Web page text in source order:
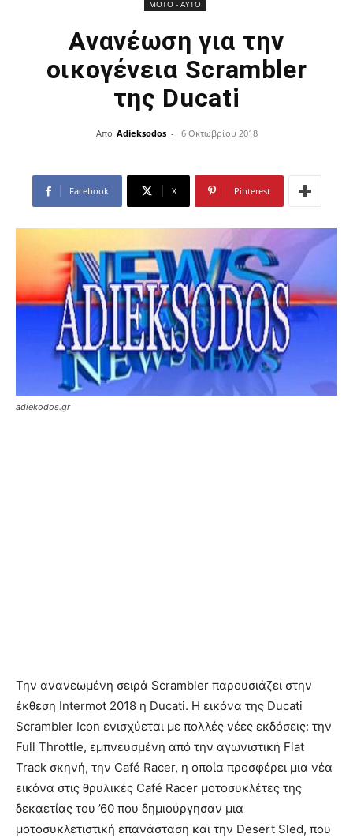
ΜOTO - AYTO
Ανανέωση για την
οικογένεια Scrambler
της Ducati
Από Adieksodos - 6 Οκτωβρίου 2018
Facebook X Pinterest
adiekodos.gr
Την ανανεωμένη σειρά Scrambler παρουσιάζει στην
έκθεση Intermot 2018 η Ducati. Η εικόνα της Ducati
Scrambler Icon ενισχύεται με πολλές νέες εκδόσεις: την
Full Throttle, εμπνευσμένη από την αγωνιστική Flat
Track σκηνή, την Café Racer, η οποία προσφέρει μια νέα
εικόνα στις θρυλικές Café Racer μοτοσυκλέτες της
δεκαετίας του ’60 που δημιούργησαν μια
μοτοσυκλετιστική επανάσταση και την Desert Sled, που